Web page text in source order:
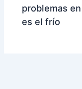
problemas
es el frío